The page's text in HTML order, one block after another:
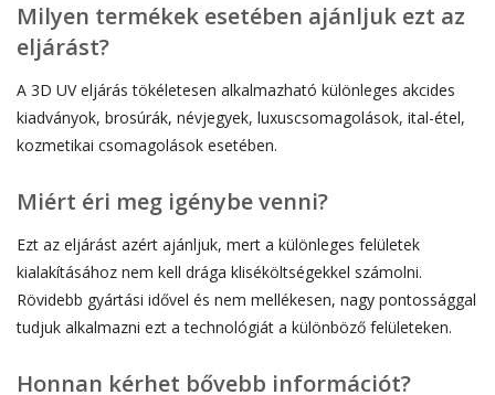
Milyen termékek esetében ajánljuk ezt az
eljárást?
A 3D UV eljárás tökéletesen alkalmazható különleges akcides
kiadványok, brosúrák, névjegyek, luxuscsomagolások, ital-étel,
kozmetikai csomagolások esetében.
Miért éri meg igénybe venni?
Ezt az eljárást azért ajánljuk, mert a különleges felületek
kialakításához nem kell drága kliséköltségekkel számolni.
Rövidebb gyártási idővel és nem mellékesen, nagy pontossággal
tudjuk alkalmazni ezt a technológiát a különböző felületeken.
Honnan kérhet bővebb információt?